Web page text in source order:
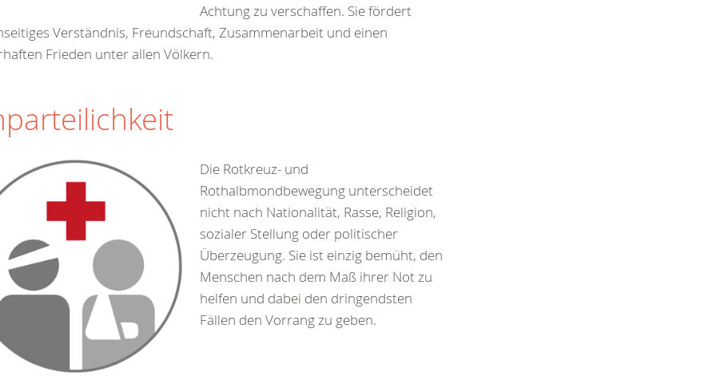
Achtung zu verschaffen. Sie fördert
Verständnis, Freundschaft, Zusammenarbeit und einen
Frieden unter allen Völkern.
Die Rotkreuz- und
Rothalbmondbewegung unterscheidet
nicht nach Nationalität, Rasse, Religion,
sozialer Stellung oder politischer
Überzeugung. Sie ist einzig bemüht, den
Menschen nach dem Maß ihrer Not zu
helfen und dabei den dringendsten
Fällen den Vorrang zu geben.